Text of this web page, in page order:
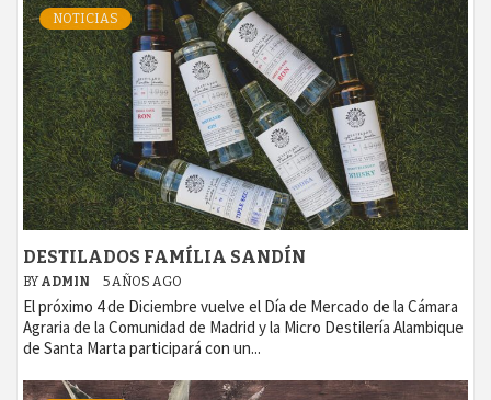
NOTICIAS
DESTILADOS FAMÍLIA SANDÍN
BY ADMIN 5 AÑOS AGO
El próximo 4 de Diciembre vuelve el Día de Mercado de la Cámara
Agraria de la Comunidad de Madrid y la Micro Destilería Alambique
de Santa Marta participará con un...